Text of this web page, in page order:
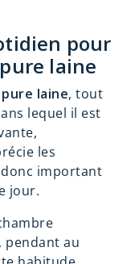
pour
laine
laine, tout
lequel il est
les
important
jour.
pendant au